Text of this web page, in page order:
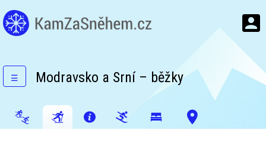
☰ Modravsko a Srní – běžky